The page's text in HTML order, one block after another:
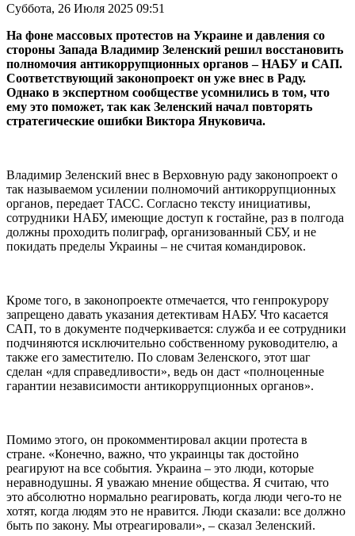
Суббота, 26 Июля 2025 09:51
На фоне массовых протестов на Украине и давления со
стороны Запада Владимир Зеленский решил восстановить
полномочия антикоррупционных органов – НАБУ и САП.
Соответствующий законопроект он уже внес в Раду.
Однако в экспертном сообществе усомнились в том, что
ему это поможет, так как Зеленский начал повторять
стратегические ошибки Виктора Януковича.
Владимир Зеленский внес в Верховную раду законопроект о
так называемом усилении полномочий антикоррупционных
органов, передает ТАСС. Согласно тексту инициативы,
сотрудники НАБУ, имеющие доступ к гостайне, раз в полгода
должны проходить полиграф, организованный СБУ, и не
покидать пределы Украины – не считая командировок.
Кроме того, в законопроекте отмечается, что генпрокурору
запрещено давать указания детективам НАБУ. Что касается
САП, то в документе подчеркивается: служба и ее сотрудники
подчиняются исключительно собственному руководителю, а
также его заместителю. По словам Зеленского, этот шаг
сделан «для справедливости», ведь он даст «полноценные
гарантии независимости антикоррупционных органов».
Помимо этого, он прокомментировал акции протеста в
стране. «Конечно, важно, что украинцы так достойно
реагируют на все события. Украина – это люди, которые
неравнодушны. Я уважаю мнение общества. Я считаю, что
это абсолютно нормально реагировать, когда люди чего-то не
хотят, когда людям это не нравится. Люди сказали: все должно
быть по закону. Мы отреагировали», – сказал Зеленский.